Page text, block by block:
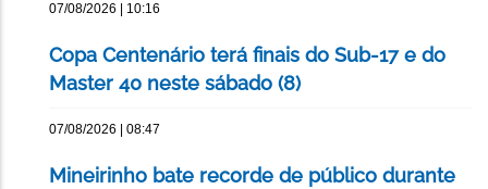
07/08/2026 | 10:16
Copa Centenário terá finais do Sub-17 e do
Master 40 neste sábado (8)
07/08/2026 | 08:47
Mineirinho bate recorde de público durante